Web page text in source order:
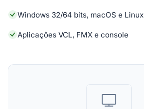
Windows 32/64 bits, macOS e Linux
Aplicações VCL, FMX e console